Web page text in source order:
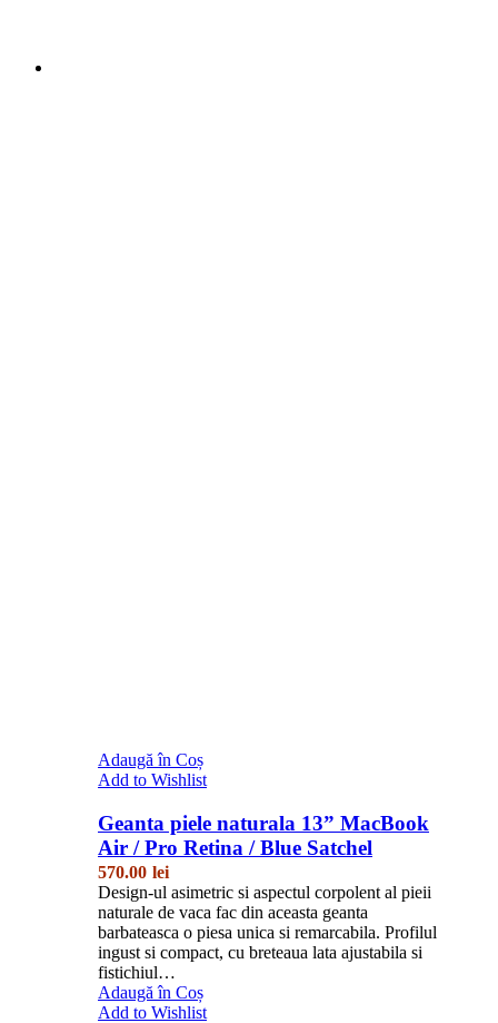
Adaugă în Coș
Add to Wishlist
Geanta piele naturala 13” MacBook
Air / Pro Retina / Blue Satchel
570.00 lei
Design-ul asimetric si aspectul corpolent al pieii
naturale de vaca fac din aceasta geanta
barbateasca o piesa unica si remarcabila. Profilul
ingust si compact, cu breteaua lata ajustabila si
fistichiul…
Adaugă în Coș
Add to Wishlist